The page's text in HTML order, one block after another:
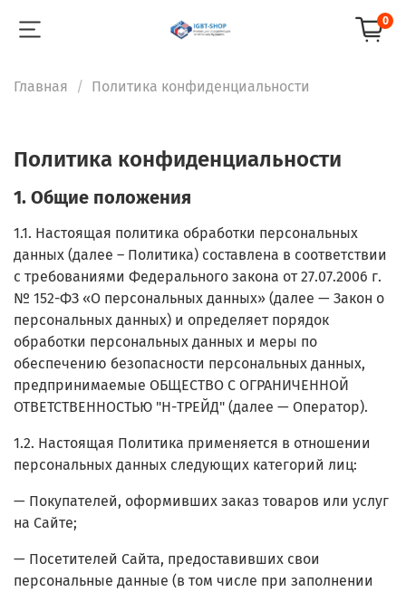
0
Главная Политика конфиденциальности
Политика конфиденциальности
1. Общие положения
1.1. Настоящая политика обработки персональных
данных (далее – Политика) составлена в соответствии
с требованиями Федерального закона от 27.07.2006 г.
№ 152-ФЗ «О персональных данных» (далее — Закон о
персональных данных) и определяет порядок
обработки персональных данных и меры по
обеспечению безопасности персональных данных,
предпринимаемые ОБЩЕСТВО С ОГРАНИЧЕННОЙ
ОТВЕТСТВЕННОСТЬЮ "Н-ТРЕЙД" (далее — Оператор).
1.2. Настоящая Политика применяется в отношении
персональных данных следующих категорий лиц:
— Покупателей, оформивших заказ товаров или услуг
на Сайте;
— Посетителей Сайта, предоставивших свои
персональные данные (в том числе при заполнении